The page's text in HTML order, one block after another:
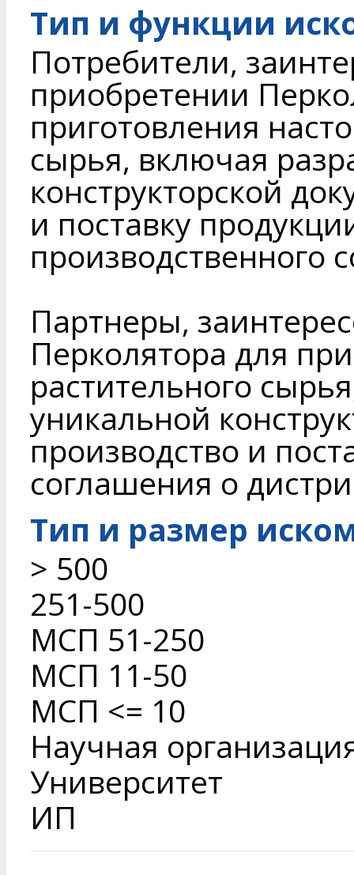
Тип и функции
Потребители,
приобретении
приготовления
сырья, включая
конструкторской
и поставку
производственного
Партнеры,
Перколятора для
растительного
уникальной
производство и
соглашения о
Тип и размер
> 500
251-500
МСП 51-250
МСП 11-50
МСП <= 10
Научная
Университет
ИП